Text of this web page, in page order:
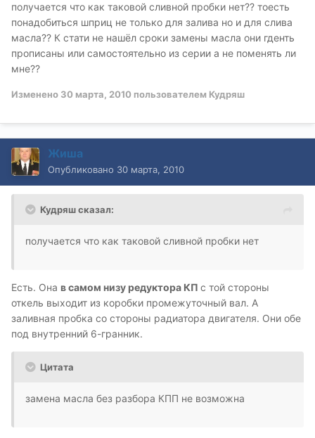
получается что как таковой сливной пробки нет?? тоесть
понадобиться шприц не только для залива но и для слива
масла?? К стати не нашёл сроки замены масла они гденть
прописаны или самостоятельно из серии а не поменять ли
мне??
Изменено 30 марта, 2010 пользователем Кудряш
Жиша
Опубликовано 30 марта, 2010
Кудряш сказал:
получается что как таковой сливной пробки нет
Есть. Она в самом низу редуктора КП с той стороны
откель выходит из коробки промежуточный вал. А
заливная пробка со стороны радиатора двигателя. Они обе
под внутренний 6-гранник.
Цитата
замена масла без разбора КПП не возможна